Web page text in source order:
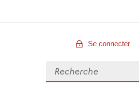
Se connecter
Rechercher des données